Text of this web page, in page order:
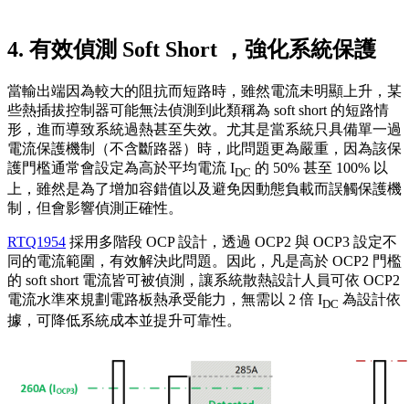
4. 有效偵測 Soft Short ，強化系統保護
當輸出端因為較大的阻抗而短路時，雖然電流未明顯上升，某
些熱插拔控制器可能無法偵測到此類稱為 soft short 的短路情
形，進而導致系統過熱甚至失效。尤其是當系統只具備單一過
電流保護機制（不含斷路器）時，此問題更為嚴重，因為該保
護門檻通常會設定為高於平均電流 IDC 的 50% 甚至 100% 以
上，雖然是為了增加容錯值以及避免因動態負載而誤觸保護機
制，但會影響偵測正確性。
RTQ1954 採用多階段 OCP 設計，透過 OCP2 與 OCP3 設定不
同的電流範圍，有效解決此問題。因此，凡是高於 OCP2 門檻
的 soft short 電流皆可被偵測，讓系統散熱設計人員可依 OCP2
電流水準來規劃電路板熱承受能力，無需以 2 倍 IDC 為設計依
據，可降低系統成本並提升可靠性。